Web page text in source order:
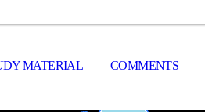
MATERIAL COMMENTS